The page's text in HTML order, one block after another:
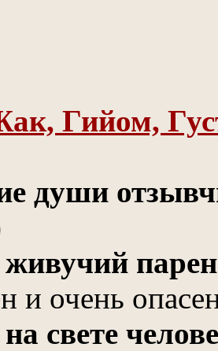
Гийом,
души
и очень
свете